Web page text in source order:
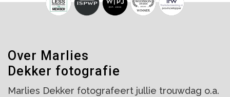
Over Marlies
Dekker fotografie
Marlies Dekker fotografeert jullie trouwdag o.a.